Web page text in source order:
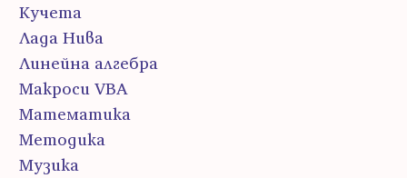
Кучета
Лада Нива
Линейна алгебра
Макроси VBA
Математика
Методика
Музика